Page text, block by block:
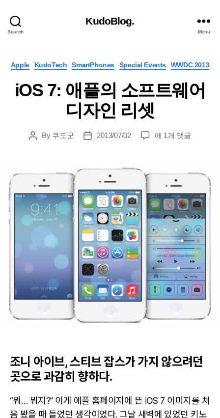
Search
KudoBlog.
Menu
Categories
Apple KudoTech SmartPhones Special Events WWDC 2013
iOS 7: 애플의 소프트웨어
디자인 리셋
PostBy 쿠도군
Post2013/07/02
iOS
프
트
웨
어
디
자
인
리
셋
에 1개 댓글
조니 아이브, 스티브 잡스가 가지 않으려던
곳으로 과감히 향하다.
“뭐… 뭐지?” 이게 애플 홈페이지에 뜬 iOS 7 이미지를 처
음 봤을 때 들었던 생각이었다. 그날 새벽에 있었던 키노